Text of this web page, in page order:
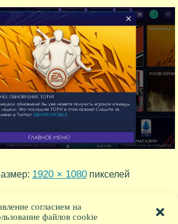
согласием на
файлов cookie
1920 × 1080пикселей